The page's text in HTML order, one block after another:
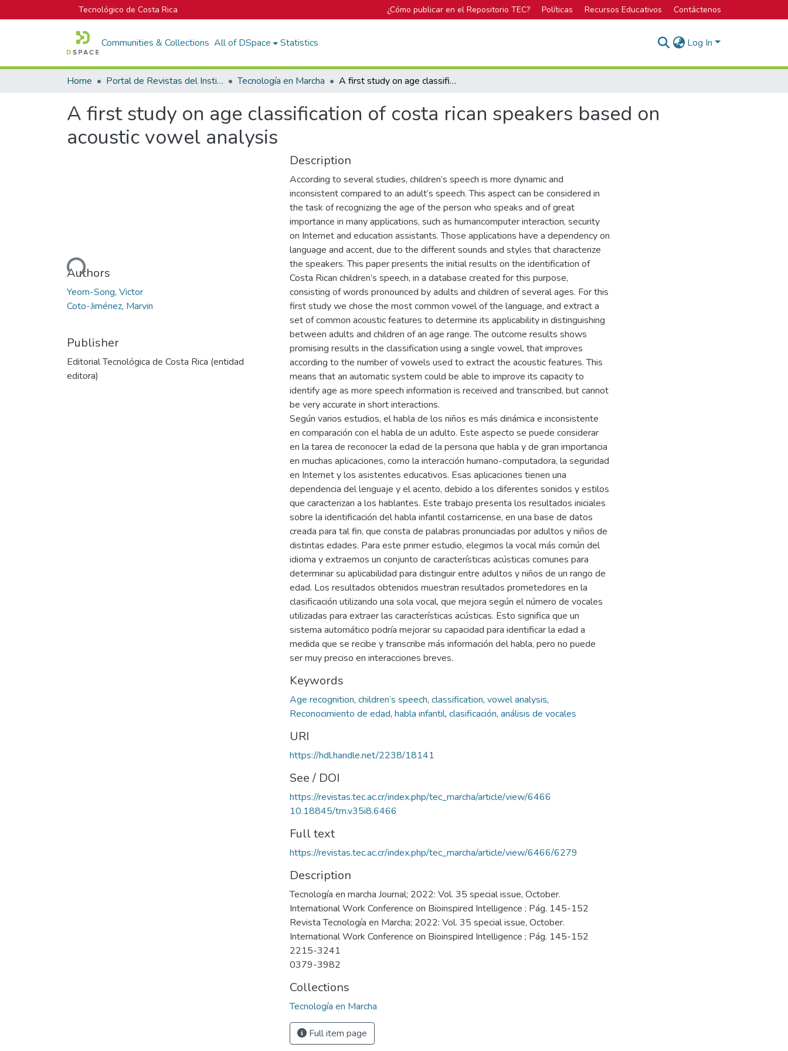
Tecnológico de Costa Rica ¿Cómo publicar en el Repositorio TEC? Políticas Recursos Educativos Contáctenos
Communities & Collections All of DSpace Statistics Log In
Home Portal de Revistas del Instituto Tecnológico de Costa Rica Tecnología en Marcha A first study on age classification of costa rican speakers based on acoustic vowel analysis
A first study on age classification of costa rican speakers based on
acoustic vowel analysis
Loading...
Authors
Yeom-Song, Victor
Coto-Jiménez, Marvin
Publisher
Editorial Tecnológica de Costa Rica (entidad
editora)
Description
According to several studies, children’s speech is more dynamic and
inconsistent compared to an adult’s speech. This aspect can be considered in
the task of recognizing the age of the person who speaks and of great
importance in many applications, such as humancomputer interaction, security
on Internet and education assistants. Those applications have a dependency on
language and accent, due to the different sounds and styles that characterize
the speakers. This paper presents the initial results on the identification of
Costa Rican children’s speech, in a database created for this purpose,
consisting of words pronounced by adults and children of several ages. For this
first study we chose the most common vowel of the language, and extract a
set of common acoustic features to determine its applicability in distinguishing
between adults and children of an age range. The outcome results shows
promising results in the classification using a single vowel, that improves
according to the number of vowels used to extract the acoustic features. This
means that an automatic system could be able to improve its capacity to
identify age as more speech information is received and transcribed, but cannot
be very accurate in short interactions.
Según varios estudios, el habla de los niños es más dinámica e inconsistente
en comparación con el habla de un adulto. Este aspecto se puede considerar
en la tarea de reconocer la edad de la persona que habla y de gran importancia
en muchas aplicaciones, como la interacción humano-computadora, la seguridad
en Internet y los asistentes educativos. Esas aplicaciones tienen una
dependencia del lenguaje y el acento, debido a los diferentes sonidos y estilos
que caracterizan a los hablantes. Este trabajo presenta los resultados iniciales
sobre la identificación del habla infantil costarricense, en una base de datos
creada para tal fin, que consta de palabras pronunciadas por adultos y niños de
distintas edades. Para este primer estudio, elegimos la vocal más común del
idioma y extraemos un conjunto de características acústicas comunes para
determinar su aplicabilidad para distinguir entre adultos y niños de un rango de
edad. Los resultados obtenidos muestran resultados prometedores en la
clasificación utilizando una sola vocal, que mejora según el número de vocales
utilizadas para extraer las características acústicas. Esto significa que un
sistema automático podría mejorar su capacidad para identificar la edad a
medida que se recibe y transcribe más información del habla, pero no puede
ser muy preciso en interacciones breves.
Keywords
Age recognition, children’s speech, classification, vowel analysis,
Reconocimiento de edad, habla infantil, clasificación, análisis de vocales
URI
https://hdl.handle.net/2238/18141
See / DOI
https://revistas.tec.ac.cr/index.php/tec_marcha/article/view/6466
10.18845/tm.v35i8.6466
Full text
https://revistas.tec.ac.cr/index.php/tec_marcha/article/view/6466/6279
Description
Tecnología en marcha Journal; 2022: Vol. 35 special issue, October.
International Work Conference on Bioinspired Intelligence ; Pág. 145-152
Revista Tecnología en Marcha; 2022: Vol. 35 special issue, October.
International Work Conference on Bioinspired Intelligence ; Pág. 145-152
2215-3241
0379-3982
Collections
Tecnología en Marcha
Full item page